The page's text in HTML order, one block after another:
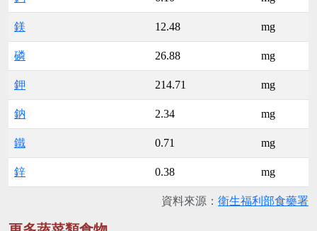
鎂 12.48 mg
磷 26.88 mg
鉀 214.71 mg
鈉 2.34 mg
鐵 0.71 mg
鋅 0.38 mg
資料來源： 衛生福利部食藥署